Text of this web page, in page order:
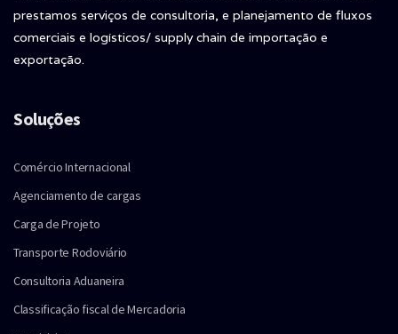
prestamos serviços de consultoria, e planejamento de fluxos
comerciais e logísticos/ supply chain de importação e
exportação.
Soluções
Comércio Internacional
Agenciamento de cargas
Carga de Projeto
Transporte Rodoviário
Consultoria Aduaneira
Classificação fiscal de Mercadoria